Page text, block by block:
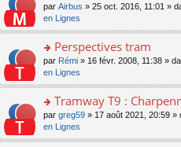
c
e
nt
u
c
e
nt
o
n
lu
le
u
c
e
nt
s
a
n
o
n
lu
le
u
le
m
e
s
s
a
n
o
n
lu
o
n
s
er
le
m
e
s
s
a
par Airbus » 25 oct. 2016, 11:01 »
en Lignes
o
n
s
er
le
m
e
Perspectives tram
par Rémi » 16 févr. 2008, 11:38 »
en Lignes
o
n
s
Tramway T9 :
par greg59 » 17 août 2021, 20:59 »
en Lignes